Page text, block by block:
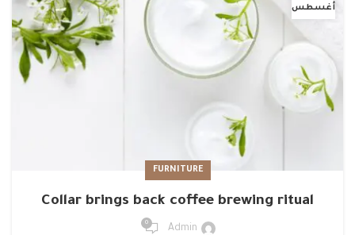
أغسطس
FURNITURE
Collar brings back coffee brewing ritual
Admin
0